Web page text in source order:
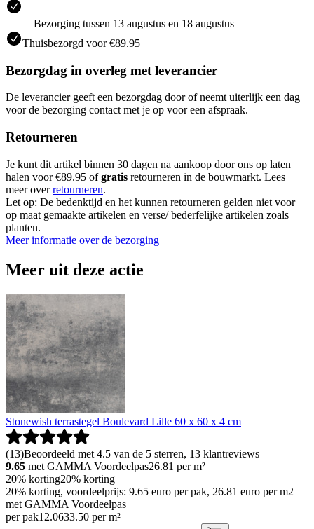
Bezorging tussen 13 augustus en 18 augustus
Thuisbezorgd voor €89.95
Bezorgdag in overleg met leverancier
De leverancier geeft een bezorgdag door of neemt uiterlijk een dag
voor de bezorging contact met je op voor een afspraak.
Retourneren
Je kunt dit artikel binnen 30 dagen na aankoop door ons op laten
halen voor €89.95 ofgratis retourneren in de bouwmarkt. Lees
meer overretourneren.
Let op: De bedenktijd en het kunnen retourneren gelden niet voor
op maat gemaakte artikelen en verse/ bederfelijke artikelen zoals
planten.
Meer informatie over de bezorging
Meer uit deze actie
Stonewish terrastegel Boulevard Lille 60 x 60 x 4 cm
(13)Beoordeeld met 4.5 van de 5 sterren, 13 klantreviews
9.65 met GAMMA Voordeelpas26.81 per m²
20% korting20% korting
20% korting, voordeelprijs: 9.65 euro per pak, 26.81 euro per m2
met GAMMA Voordeelpas
per pak12.0633.50 per m²